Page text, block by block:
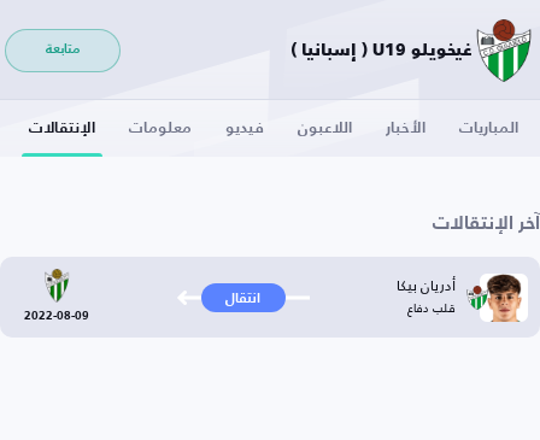
غيخويلو U19 ( إسبانيا ) متابعة
المباريات الأخبار اللاعبون فيديو معلومات الإنتقالات
آخر الإنتقالات
أدريان بيكا
قلب دفاع انتقال
2022-08-09